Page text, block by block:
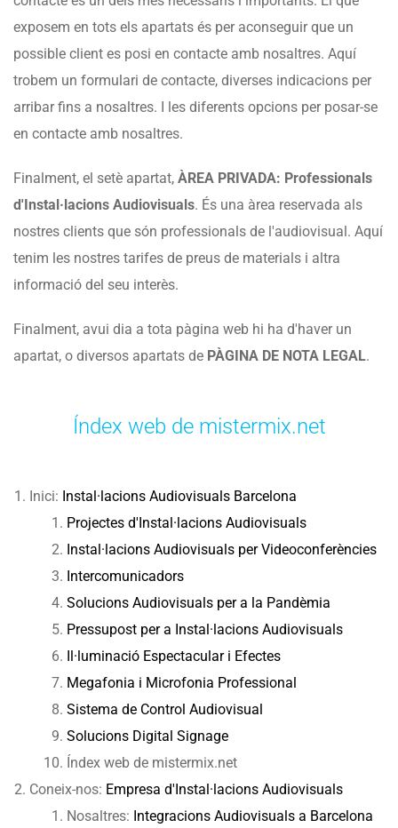
exposem en tots els apartats és per aconseguir que un
possible client es posi en contacte amb nosaltres. Aquí
trobem un formulari de contacte, diverses indicacions per
arribar fins a nosaltres. I les diferents opcions per posar-se
en contacte amb nosaltres.
Finalment, el setè apartat, ÀREA PRIVADA: Professionals
d'Instal·lacions Audiovisuals. És una àrea reservada als
nostres clients que són professionals de l'audiovisual. Aquí
tenim les nostres tarifes de preus de materials i altra
informació del seu interès.
Finalment, avui dia a tota pàgina web hi ha d'haver un
apartat, o diversos apartats de PÀGINA DE NOTA LEGAL.
Índex web de mistermix.net
Inici: Instal·lacions Audiovisuals Barcelona
Projectes d'Instal·lacions Audiovisuals
Instal·lacions Audiovisuals per Videoconferències
Intercomunicadors
Solucions Audiovisuals per a la Pandèmia
Pressupost per a Instal·lacions Audiovisuals
Il·luminació Espectacular i Efectes
Megafonia i Microfonia Professional
Sistema de Control Audiovisual
Solucions Digital Signage
Índex web de mistermix.net
Coneix-nos: Empresa d'Instal·lacions Audiovisuals
Nosaltres: Integracions Audiovisuals a Barcelona